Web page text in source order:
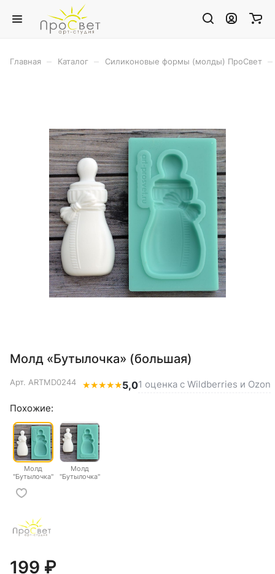
Главная Каталог Силиконовые формы (молды) ПроСвет
Молд «Бутылочка» (большая)
Арт. ARTMD0244 ★★★★★5,01 оценка с Wildberries и Ozon
Похожие:
Молд
"Бутылочка"
Молд
"Бутылочка"
199 ₽